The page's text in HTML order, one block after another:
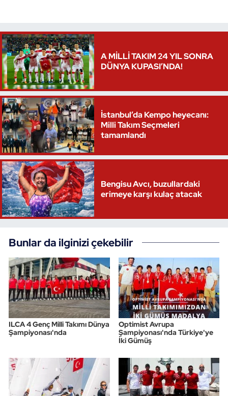
A MİLLİ TAKIM 24 YIL SONRA
DÜNYA KUPASI’NDA!
İstanbul’da Kempo heyecanı:
Milli Takım Seçmeleri
tamamlandı
Bengisu Avcı, buzullardaki
erimeye karşı kulaç atacak
Bunlar da ilginizi çekebilir
ILCA 4 Genç Milli Takımı Dünya
Şampiyonası'nda
Optimist Avrupa
Şampiyonası'nda Türkiye'ye
İki Gümüş
Voleybol
Vücut Geliştirme Fitness
Wushu Kungfu
Yelken
Yüzme